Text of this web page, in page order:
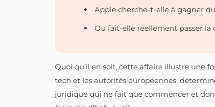
Apple cherche-t-elle à gagner
Ou fait-elle réellement passer
Quoi qu’il en soit, cette affaire illustre une
tech et les autorités européennes,
juridique qui ne fait que commencer et